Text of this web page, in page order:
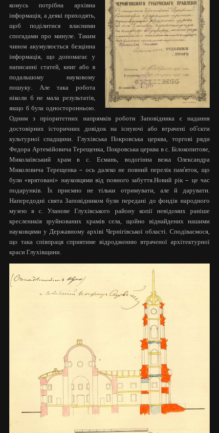
комусь потрібна архівна
інформація, а деякі приходять,
щоб поділитися власними
спогадами про минуле. Таким
чином акумулюється безцінна
інформація, що допомагає у
написанні статей, книг або в
подальшому науковому
пошуку. Але така робота
ніколи б не мала результатів,
якщо б була односторонньою.
Одним з пріоритетних напрямків роботи Заповідника є надання
достовірних історичних довідок на існуючі або втрачені об’єкти
культурної спадщини. Глухівська Покровська церква, торгові ряди
Федора Артемійовича Терещенка, Покровська церква в с. Білокопитове,
Миколаївський храм в с. Есмань, водогінна вежа Олександра
Миколовича Терещенка – ось далеко не повний перелік пам’яток, що
були «врятовані» науковцями від повного забуття.Новий рік – це час
подарунків. Їх приємно не тільки отримувати, але й дарувати.
Напередодні свята Заповідником були передані до фондів народного
музею в с. Уланове Глухівського району копії невідомих раніше
креслеників зруйнованих храмів села, щойно віднайдених нашими
науковцями у Державному архіві Чернігівської області. Сподіваємося,
що така співпраця сприятиме відродженню втраченої архітектурної
краси Глухівщини.